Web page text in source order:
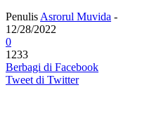
Penulis Asrorul Muvida -
12/28/2022
0
1233
Berbagi di Facebook
Tweet di Twitter